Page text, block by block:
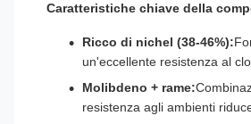
Caratteristiche chiave della
Ricco di nichel (38-46%):
un'eccellente resistenza al
Molibdeno + rame:
resistenza agli ambienti